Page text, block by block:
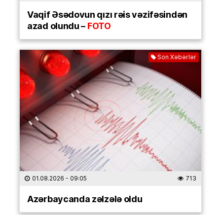
Vaqif Əsədovun qızı rəis vəzifəsindən
azad olundu –FOTO
Son Xəbərlər
01.08.2026 - 09:05 713
Azərbaycanda zəlzələ oldu